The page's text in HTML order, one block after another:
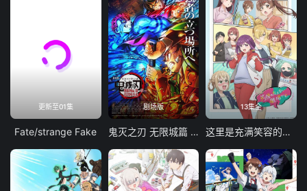
更新至01集
Fate/strange Fake
剧场版
鬼灭之刃 无限城篇 第一章 猗窝座再袭
13集全
这里是充满笑容的职场。